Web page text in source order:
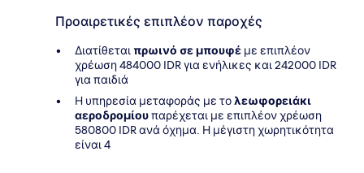
Προαιρετικές επιπλέον παροχές
Διατίθεταιπρωινό σε μπουφέ με επιπλέον
χρέωση 484000 IDR για ενήλικες και 242000 IDR
για παιδιά
Η υπηρεσία μεταφοράς με τολεωφορειάκι
αεροδρομίουπαρέχεται με επιπλέον χρέωση
580800 IDR ανά όχημα. Η μέγιστη χωρητικότητα
είναι 4